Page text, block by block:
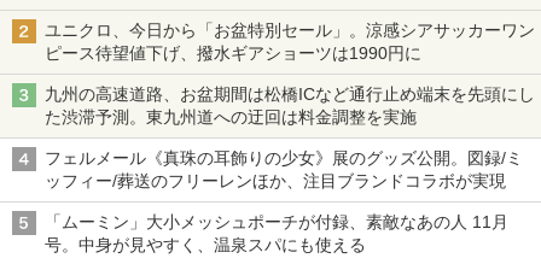
ユニクロ、今日から「お盆特別セール」。涼感シアサッカーワン
ピース待望値下げ、撥水ギアショーツは1990円に
九州の高速道路、お盆期間は松橋ICなど通行止め端末を先頭にし
た渋滞予測。東九州道への迂回は料金調整を実施
フェルメール《真珠の耳飾りの少女》展のグッズ公開。図録/ミ
ッフィー/葬送のフリーレンほか、注目ブランドコラボが実現
「ムーミン」大小メッシュポーチが付録、素敵なあの人 11月
号。中身が見やすく、温泉スパにも使える